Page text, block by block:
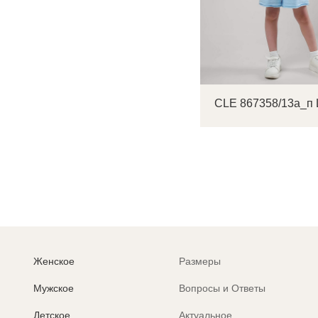
Женское
Мужское
Детское
Размеры
Вопросы и Ответы
Актуальное